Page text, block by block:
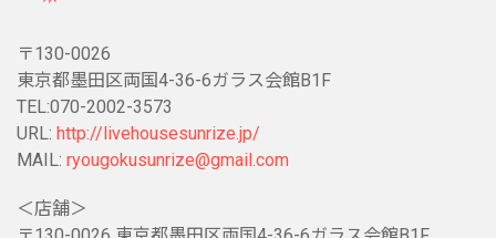
〒130-0026
東京都墨田区両国4-36-6ガラス会館B1F
TEL:070-2002-3573
URL: http://livehousesunrize.jp/
MAIL: ryougokusunrize@gmail.com
＜店舗＞